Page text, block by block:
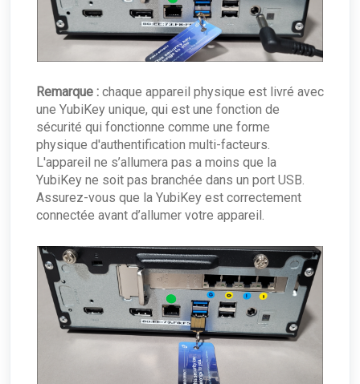
Remarque : chaque appareil physique est livré avec
une YubiKey unique, qui est une fonction de
sécurité qui fonctionne comme une forme
physique d'authentification multi-facteurs.
L'appareil ne s’allumera pas a moins que la
YubiKey ne soit pas branchée dans un port USB.
Assurez-vous que la YubiKey est correctement
connectée avant d’allumer votre appareil.